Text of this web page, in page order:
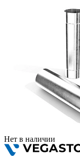
Нет в наличии